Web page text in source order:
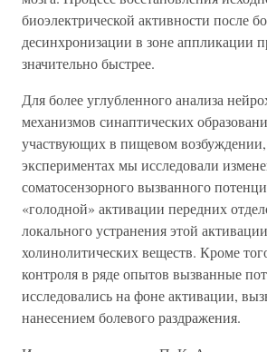
биоэлектрической активности после
десинхронизации в зоне аппликации
значительно быстрее.
Для более углубленного анализа
механизмов синаптических
участвующих в пищевом
экспериментах мы исследовали
соматосензорного вызванного
«голодной» активации передних
локального устранения этой
холинолитических веществ. Кроме
контроля в ряде опытов вызванные
исследовались на фоне активации,
нанесением болевого раздражения.